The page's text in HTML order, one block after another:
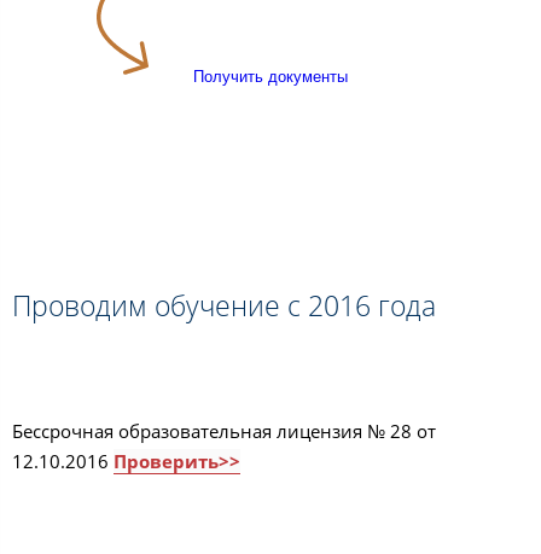
Получить документы
Проводим обучение с 2016 года
Бессрочная образовательная лицензия № 28 от
12.10.2016 Проверить>>